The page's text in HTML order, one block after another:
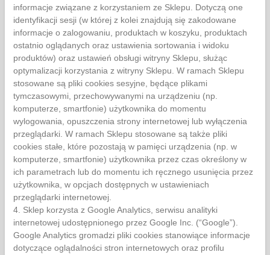
informacje związane z korzystaniem ze Sklepu. Dotyczą one
identyfikacji sesji (w której z kolei znajdują się zakodowane
informacje o zalogowaniu, produktach w koszyku, produktach
ostatnio oglądanych oraz ustawienia sortowania i widoku
produktów) oraz ustawień obsługi witryny Sklepu, służąc
optymalizacji korzystania z witryny Sklepu. W ramach Sklepu
stosowane są pliki cookies sesyjne, będące plikami
tymczasowymi, przechowywanymi na urządzeniu (np.
komputerze, smartfonie) użytkownika do momentu
wylogowania, opuszczenia strony internetowej lub wyłączenia
przeglądarki. W ramach Sklepu stosowane są także pliki
cookies stałe, które pozostają w pamięci urządzenia (np. w
komputerze, smartfonie) użytkownika przez czas określony w
ich parametrach lub do momentu ich ręcznego usunięcia przez
użytkownika, w opcjach dostępnych w ustawieniach
przeglądarki internetowej.
4. Sklep korzysta z Google Analytics, serwisu analityki
internetowej udostępnionego przez Google Inc. (“Google”).
Google Analytics gromadzi pliki cookies stanowiące informacje
dotyczące oglądalności stron internetowych oraz profilu